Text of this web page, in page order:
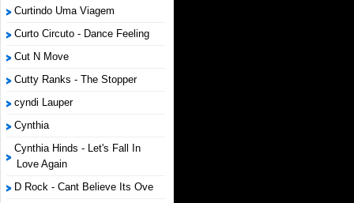
Curtindo Uma Viagem
Curto Circuto - Dance Feeling
Cut N Move
Cutty Ranks - The Stopper
cyndi Lauper
Cynthia
Cynthia Hinds - Let's Fall In
Love Again
D Rock - Cant Believe Its Ove